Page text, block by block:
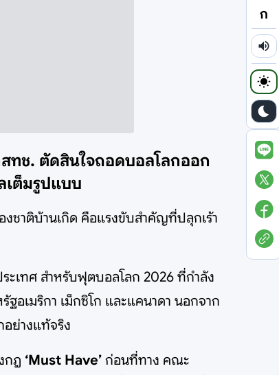
ทช. ตัดสินใจถอดบอลโลกออก
เต็มรูปแบบ
ชาติบ้านเกิด คือแรงขับสำคัญที่ปลุกเร้า
ะเทศ สำหรับฟุตบอลโลก 2026 ที่กำลัง
อเมริกา เม็กซิโก และแคนาดา นอกจาก
ย่างแท้จริง
กฎ ‘Must Have’ ก่อนที่ทาง คณะ
ก